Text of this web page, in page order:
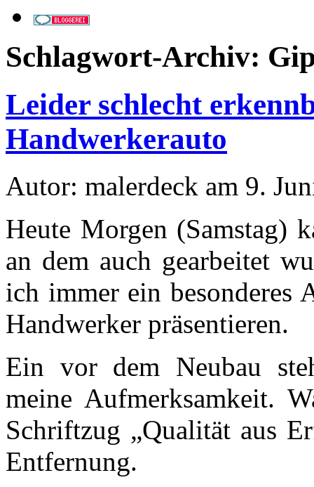
Schlagwort-Archiv:
Leider schlecht
Handwerkerauto
Autor: malerdeck am 9.
Heute Morgen (Samstag)
an dem auch gearbeitet
ich immer ein besonderes
Handwerker präsentieren.
Ein vor dem Neubau
meine Aufmerksamkeit.
Schriftzug „Qualität aus
Entfernung.